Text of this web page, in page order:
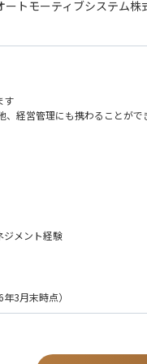
トモーティブシステム株
す
、経営管理にも携わることがで
次報告 など
ーバルに活躍ができます。
ジメント経験
る方
務の経験がある方
3月末時点）